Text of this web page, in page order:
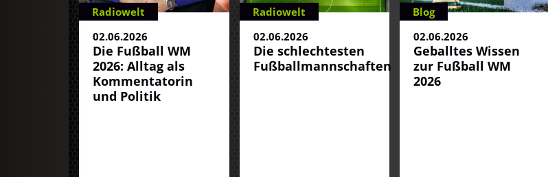
Radiowelt
02.06.2026
Die Fußball WM
2026: Alltag als
Kommentatorin
und Politik
Radiowelt
02.06.2026
Die schlechtesten
Fußballmannschaften
Blog
02.06.2026
Geballtes Wissen
zur Fußball WM
2026